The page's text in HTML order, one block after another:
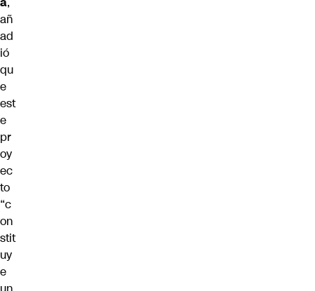
añ
ad
ió
qu
e
est
e
pr
oy
ec
to
“c
on
stit
uy
e